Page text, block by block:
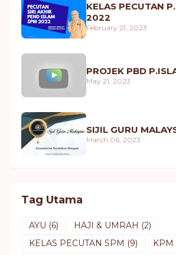
KELAS PECUTAN
2022
February 21, 2023
PROJEK PBD
May 21, 2023
SIJIL GURU
March 06, 2023
Tag Utama
AYU (6) HAJI & UMRAH (2)
KELAS PECUTAN SPM (9) KPM